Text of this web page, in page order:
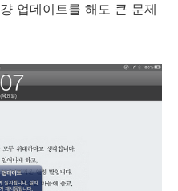
업데이트를 해도 큰 문제